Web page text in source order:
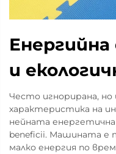
и
Често игнорирана, но
характеристика на
нейната
beneficii. Машината е
малко енергия по